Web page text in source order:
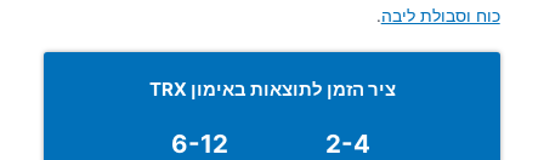
כוח וסבולת ליבה.
ציר הזמן לתוצאות באימון TRX
2-4
6-12